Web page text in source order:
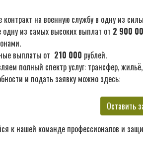
контракт на военную службу в одну из
одну из самых высоких выплат от 2 900
выплаты от 210 000 рублей.
полный спектр услуг: трансфер,
и подать заявку можно здесь:
Оставить
к нашей команде профессионалов и